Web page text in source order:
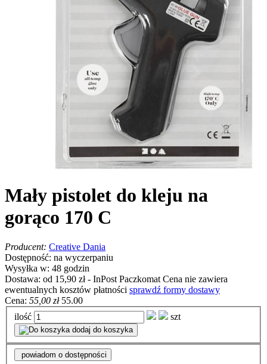
Mały pistolet do kleju na
gorąco 170 C
Producent: Creative Dania
Dostępność: na wyczerpaniu
Wysyłka w: 48 godzin
Dostawa: od 15,90 zł - InPost Paczkomat Cena nie zawiera
ewentualnych kosztów płatności sprawdź formy dostawy
Cena: 55,00 zł 55.00
ilość
szt
dodaj do koszyka
powiadom o dostępności